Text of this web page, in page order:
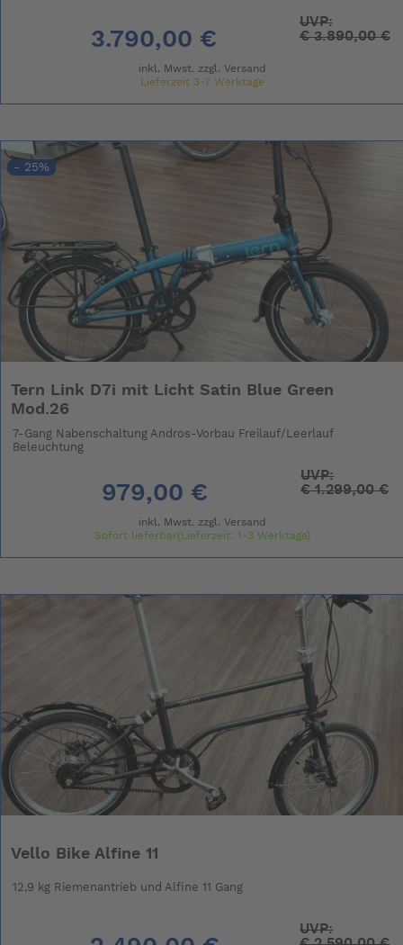
3.790,00 €
UVP:
€3.890,00 €
inkl. Mwst. zzgl. Versand
Lieferzeit 3-7 Werktage
- 25%
Tern Link D7i mit Licht Satin Blue Green
Mod.26
7-Gang Nabenschaltung Andros-Vorbau Freilauf/Leerlauf
Beleuchtung
979,00 €
UVP:
€1.299,00 €
inkl. Mwst. zzgl. Versand
Sofort lieferbar(Lieferzeit: 1-3 Werktage)
Vello Bike Alfine 11
12,9 kg Riemenantrieb und Alfine 11 Gang
UVP: